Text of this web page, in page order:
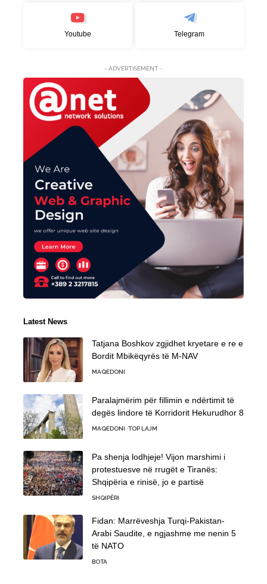
Youtube Telegram
- ADVERTISEMENT -
Latest News
Tatjana Boshkov zgjidhet kryetare e re e
Bordit Mbikëqyrës të M-NAV
MAQEDONI
Paralajmërim për fillimin e ndërtimit të
degës lindore të Korridorit Hekurudhor 8
MAQEDONI TOP LAJM
Pa shenja lodhjeje! Vijon marshimi i
protestuesve në rrugët e Tiranës:
Shqipëria e rinisë, jo e partisë
SHQIPËRI
Fidan: Marrëveshja Turqi-Pakistan-
Arabi Saudite, e ngjashme me nenin 5
të NATO
BOTA